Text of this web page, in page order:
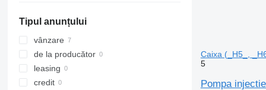
Tourismo
Travego
Unimog
Vario
Viano
Scenic
T-series
TRM
Trafic
Zoe
FMX
G-series
L-series
N-series
S-series
Tipul anunțului
vânzare
de la producător
leasing
credit
Caixa (_H5_,
5
Pompa